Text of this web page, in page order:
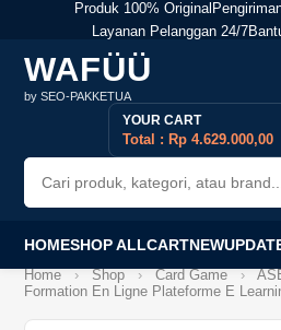
Produk 100% Original
Layanan Pelanggan 24/7
WAFÜÜ
by SEO-PAKKETUA
YOUR CART
Total : Rp 4.629.000,00
HOMESHOP ALLCARTNEW
Home › Shop › Card Game ›
Formation En Ligne Plateforme E